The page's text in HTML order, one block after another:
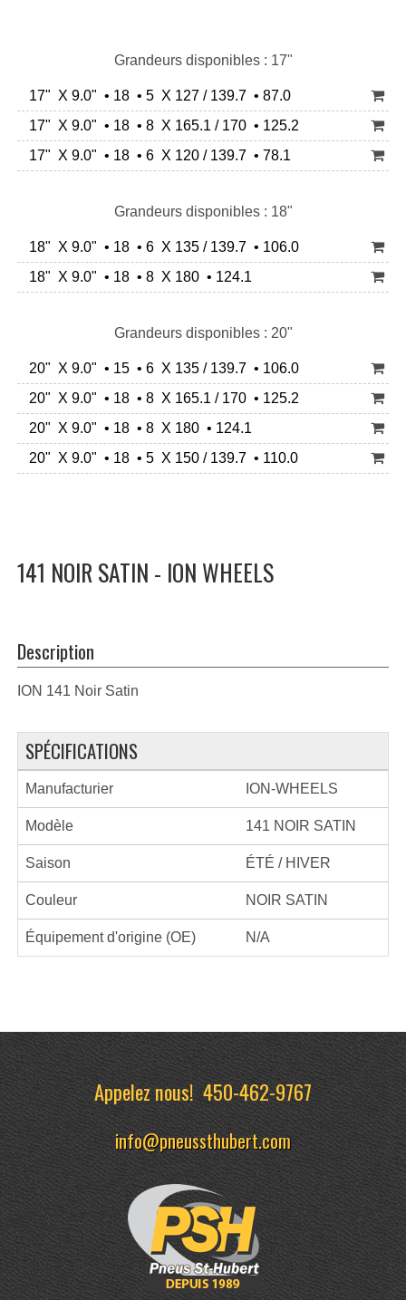
Grandeurs disponibles : 17"
17" X 9.0" • 18 • 5 X 127 / 139.7 • 87.0
17" X 9.0" • 18 • 8 X 165.1 / 170 • 125.2
17" X 9.0" • 18 • 6 X 120 / 139.7 • 78.1
Grandeurs disponibles : 18"
18" X 9.0" • 18 • 6 X 135 / 139.7 • 106.0
18" X 9.0" • 18 • 8 X 180 • 124.1
Grandeurs disponibles : 20"
20" X 9.0" • 15 • 6 X 135 / 139.7 • 106.0
20" X 9.0" • 18 • 8 X 165.1 / 170 • 125.2
20" X 9.0" • 18 • 8 X 180 • 124.1
20" X 9.0" • 18 • 5 X 150 / 139.7 • 110.0
141 NOIR SATIN - ION WHEELS
Description
ION 141 Noir Satin
SPÉCIFICATIONS
Manufacturier ION-WHEELS
Modèle 141 NOIR SATIN
Saison ÉTÉ / HIVER
Couleur NOIR SATIN
Équipement d'origine (OE) N/A
Appelez nous!450-462-9767
info@pneussthubert.com